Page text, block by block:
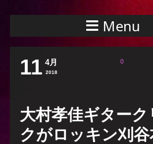
Menu
11 4月
2018
0
大村孝佳ギターク
クがロッキン刈谷